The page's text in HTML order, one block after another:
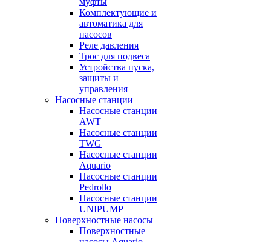
Комплектующие и
автоматика для
насосов
Реле давления
Трос для подвеса
Устройства пуска,
защиты и
управления
Насосные станции
Насосные станции
AWT
Насосные станции
TWG
Насосные станции
Aquario
Насосные станции
Pedrollo
Насосные станции
UNIPUMP
Поверхностные насосы
Поверхностные